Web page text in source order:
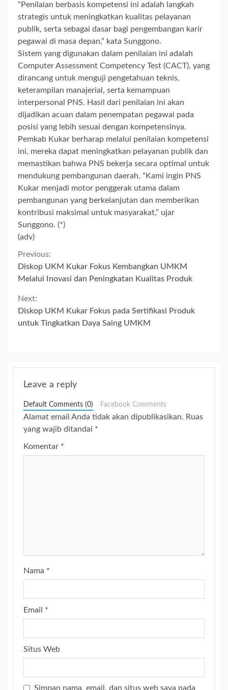
“Penilaian berbasis kompetensi ini adalah langkah
strategis untuk meningkatkan kualitas pelayanan
publik, serta sebagai dasar bagi pengembangan karir
pegawai di masa depan,” kata Sunggono.
Sistem yang digunakan dalam penilaian ini adalah
Computer Assessment Competency Test (CACT), yang
dirancang untuk menguji pengetahuan teknis,
keterampilan manajerial, serta kemampuan
interpersonal PNS. Hasil dari penilaian ini akan
dijadikan acuan dalam penempatan pegawai pada
posisi yang lebih sesuai dengan kompetensinya.
Pemkab Kukar berharap melalui penilaian kompetensi
ini, mereka dapat meningkatkan pelayanan publik dan
memastikan bahwa PNS bekerja secara optimal untuk
mendukung pembangunan daerah. “Kami ingin PNS
Kukar menjadi motor penggerak utama dalam
pembangunan yang berkelanjutan dan memberikan
kontribusi maksimal untuk masyarakat,” ujar
Sunggono. (*)
(adv)
Continue
Reading
Previous:
Diskop UKM Kukar Fokus Kembangkan UMKM
Melalui Inovasi dan Peningkatan Kualitas Produk
Next:
Diskop UKM Kukar Fokus pada Sertifikasi Produk
untuk Tingkatkan Daya Saing UMKM
Leave a reply
Default Comments (0) Facebook Comments
Alamat email Anda tidak akan dipublikasikan. Ruas
yang wajib ditandai *
Komentar *
Nama *
Email *
Situs Web
Simpan nama, email, dan situs web saya pada